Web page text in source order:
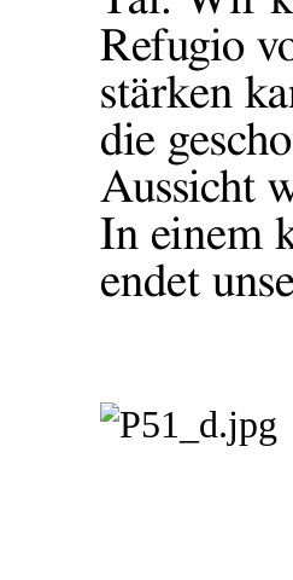
Refugio
stärken
die
Aussicht
In einem
endet